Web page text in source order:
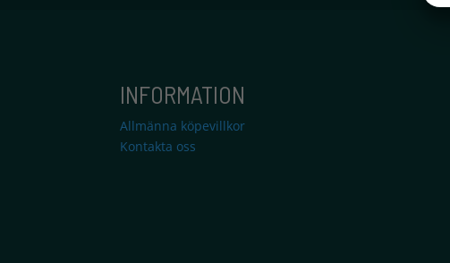
INFORMATION
Allmänna köpevillkor
Kontakta oss